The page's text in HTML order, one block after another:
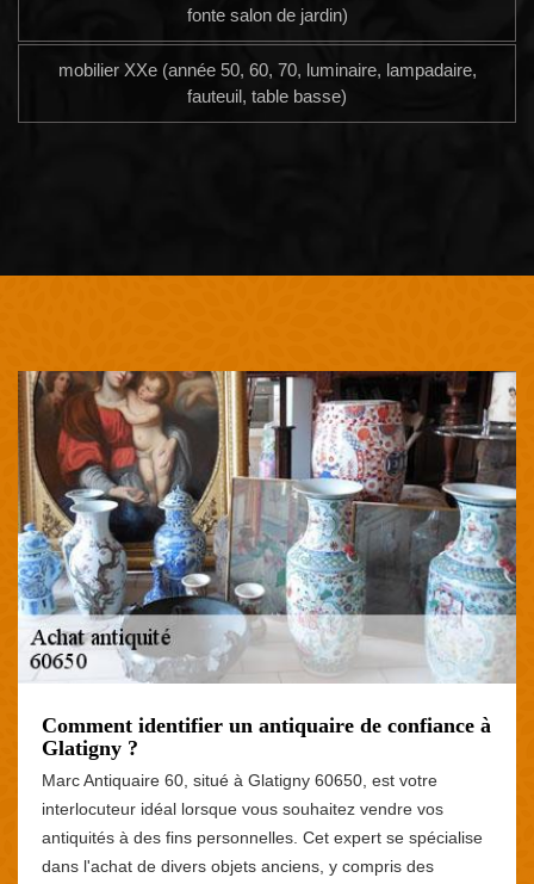
fonte salon de jardin)
mobilier XXe (année 50, 60, 70, luminaire, lampadaire,
fauteuil, table basse)
Comment identifier un antiquaire de confiance à
Glatigny ?
Marc Antiquaire 60, situé à Glatigny 60650, est votre
interlocuteur idéal lorsque vous souhaitez vendre vos
antiquités à des fins personnelles. Cet expert se spécialise
dans l'achat de divers objets anciens, y compris des